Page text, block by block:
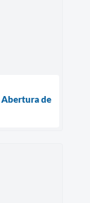
Abertura de